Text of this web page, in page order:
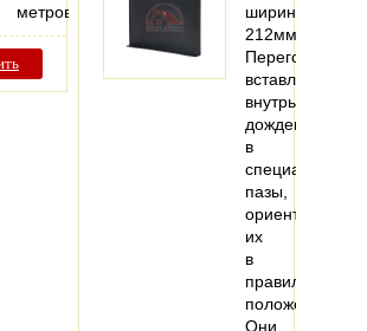
метров
ширина:
212мм
Перегородки
вставляются
внутрь
в
специальные
пазы,
их
в
правильном
положении.
Они